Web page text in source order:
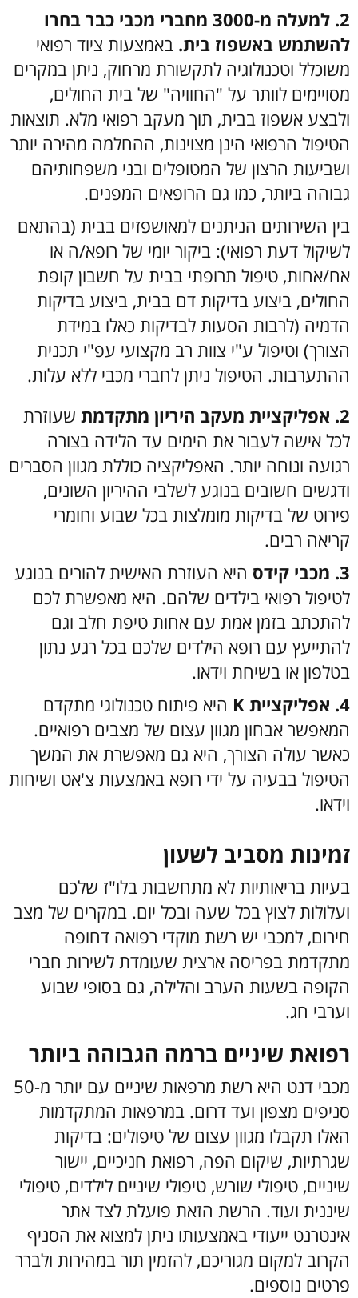
2.
למעלה מ-3000 מחברי מכבי כבר בחרו
להשתמש באשפוז בית. באמצעות ציוד רפואי
משוכלל וטכנולוגיה לתקשורת מרחוק, ניתן במקרים
מסויימים לוותר על "החוויה" של בית החולים,
ולבצע אשפוז בבית, תוך מעקב רפואי מלא. תוצאות
הטיפול הרפואי הינן מצוינות, ההחלמה מהירה יותר
ושביעות הרצון של המטופלים ובני משפחותיהם
גבוהה ביותר, כמו גם הרופאים המפנים.
בין השירותים הניתנים למאושפזים בבית (בהתאם
לשיקול דעת רפואי): ביקור יומי של רופא/ה או
אח/אחות, טיפול תרופתי בבית על חשבון קופת
החולים, ביצוע בדיקות דם בבית, ביצוע בדיקות
הדמיה (לרבות הסעות לבדיקות כאלו במידת
הצורך) וטיפול ע"י צוות רב מקצועי עפ"י תכנית
ההתערבות. הטיפול ניתן לחברי מכבי ללא עלות.
2. אפליקציית מעקב היריון מתקדמת
שעוזרת
לכל אישה לעבור את הימים עד הלידה בצורה
רגועה ונוחה יותר. האפליקציה כוללת מגוון הסברים
ודגשים חשובים בנוגע לשלבי ההיריון השונים,
פירוט של בדיקות מומלצות בכל שבוע וחומרי
קריאה רבים.
3. מכבי קידס
היא העוזרת האישית להורים בנוגע
לטיפול רפואי בילדים שלהם. היא מאפשרת לכם
להתכתב בזמן אמת עם אחות טיפת חלב וגם
להתייעץ עם רופא הילדים שלכם בכל רגע נתון
בטלפון או בשיחת וידאו.
4. אפליקציית K
היא פיתוח טכנולוגי מתקדם
המאפשר אבחון מגוון עצום של מצבים רפואיים.
כאשר עולה הצורך, היא גם מאפשרת את המשך
הטיפול בבעיה על ידי רופא באמצעות צ'אט ושיחות
וידאו.
זמינות מסביב לשעון
בעיות בריאותיות לא מתחשבות בלו"ז שלכם
ועלולות לצוץ בכל שעה ובכל יום. במקרים של מצב
חירום, למכבי יש רשת מוקדי רפואה דחופה
מתקדמת בפריסה ארצית שעומדת לשירות חברי
הקופה בשעות הערב והלילה, גם בסופי שבוע
וערבי חג.
רפואת שיניים ברמה הגבוהה ביותר
מכבי דנט היא רשת מרפאות שיניים עם יותר מ-50
סניפים מצפון ועד דרום. במרפאות המתקדמות
האלו תקבלו מגוון עצום של טיפולים: בדיקות
שגרתיות, שיקום הפה, רפואת חניכיים, יישור
שיניים, טיפולי שורש, טיפולי שיניים לילדים, טיפולי
שיננית ועוד. הרשת הזאת פועלת לצד אתר
אינטרנט ייעודי באמצעותו ניתן למצוא את הסניף
הקרוב למקום מגוריכם, להזמין תור במהירות ולברר
פרטים נוספים.